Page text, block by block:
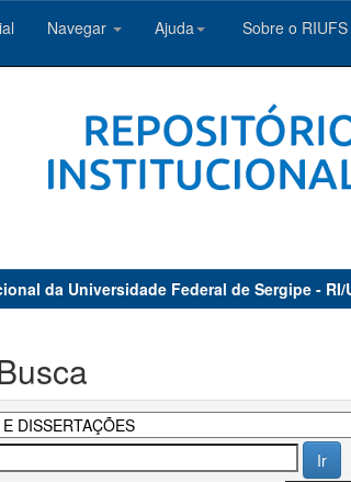
Navegar Ajuda Sobre o RIUFS
da Universidade Federal de Sergipe - RI/